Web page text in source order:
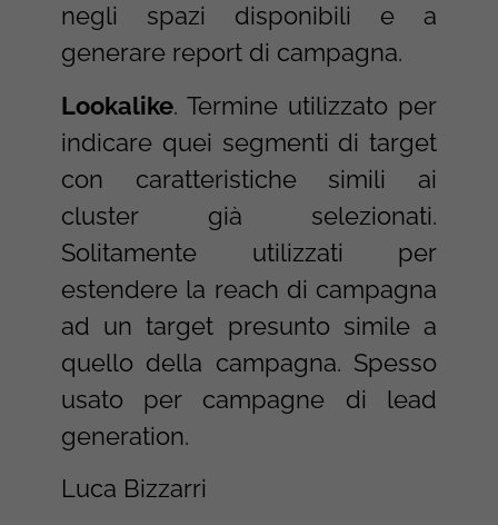
negli spazi disponibili e a
generare report di campagna.
Lookalike. Termine utilizzato per
indicare quei segmenti di target
con caratteristiche simili ai
cluster già selezionati.
Solitamente utilizzati per
estendere la reach di campagna
ad un target presunto simile a
quello della campagna. Spesso
usato per campagne di lead
generation.
Luca Bizzarri